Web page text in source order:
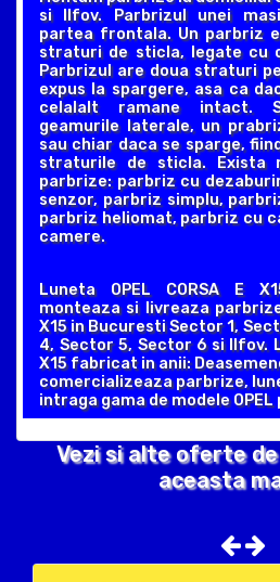
si Ilfov. Parbrizul unei
partea frontala. Un parbriz
straturi de sticla, legate cu
Parbrizul are doua straturi
expus la spargere, asa ca
celalalt ramane intact.
geamurile laterale, un
sau chiar daca se sparge,
straturile de sticla. Exista
parbrize: parbriz cu
senzor, parbriz simplu,
parbriz heliomat, parbriz cu
camere.
Luneta OPEL CORSA E
monteaza si livreaza parbrize
X15 in Bucuresti Sector 1,
4, Sector 5, Sector 6 si Ilfov.
X15 fabricat in anii:
comercializeaza parbrize,
intraga gama de modele
Vezi si alte oferte
aceasta